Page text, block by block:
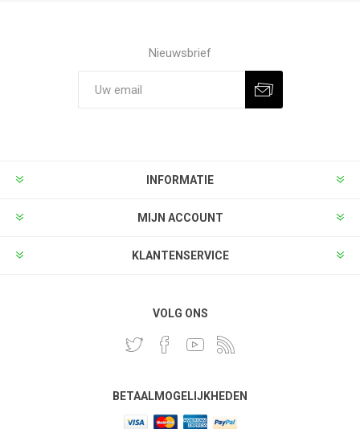
Nieuwsbrief
INFORMATIE
MIJN ACCOUNT
KLANTENSERVICE
VOLG ONS
BETAALMOGELIJKHEDEN